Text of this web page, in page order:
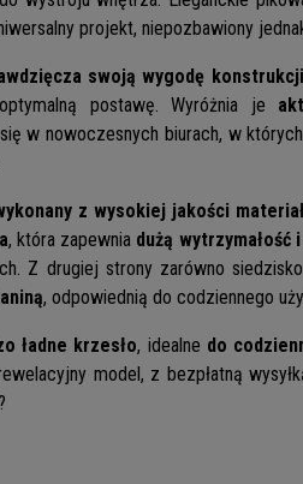
projekt, niepozbawiony
swoją wygodę konstrukcji
postawę. Wyróżnia je
w nowoczesnych biurach, w
z wysokiej jakości
, która zapewnia dużą wytrzymałość
Z drugiej strony zarówno
, odpowiednią do codziennego
ładne krzesło, idealne do
model, z bezpłatną